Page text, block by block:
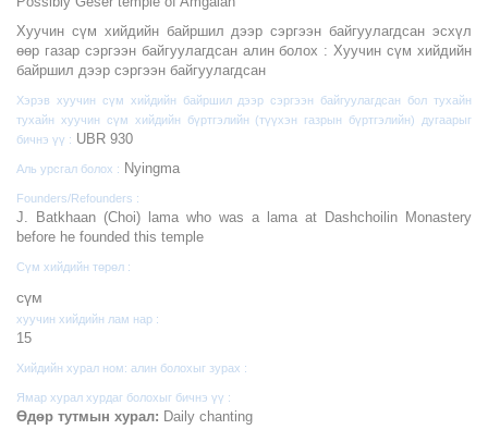
Хуучин сүм хийдийн байршил дээр сэргээн байгуулагдсан эсхүл
өөр газар сэргээн байгуулагдсан алин болох : Хуучин сүм хийдийн
байршил дээр сэргээн байгуулагдсан
Хэрэв хуучин сүм хийдийн байршил дээр сэргээн байгуулагдсан бол тухайн
тухайн хуучин сүм хийдийн бүртгэлийн (түүхэн газрын бүртгэлийн) дугаарыг
бичнэ үү : UBR 930
Аль урсгал болох : Nyingma
Founders/Refounders :
J. Batkhaan (Choi) lama who was a lama at Dashchoilin Monastery
before he founded this temple
Сүм хийдийн төрөл :
cүм
хуучин хийдийн лам нар :
15
Хийдийн хурал ном: алин болохыг зурах :
Ямар хурал хурдаг болохыг бичнэ үү :
Өдөр тутмын хурал: Daily chanting